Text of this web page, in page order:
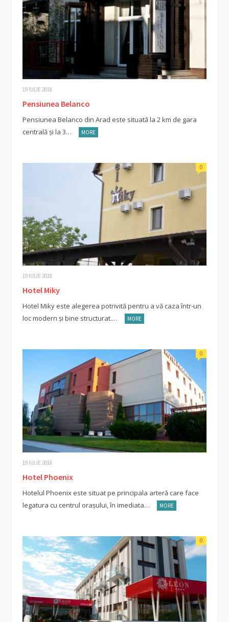
19 IULIE 2018
Pensiunea Belanco
Pensiunea Belanco din Arad este situată la 2 km de gara
centrală şi la 3…
MORE
19 IULIE 2018
0
Hotel Miky
Hotel Miky este alegerea potrivită pentru a vă caza într-un
loc modern și bine structurat.…
MORE
19 IULIE 2018
0
Hotel Phoenix
Hotelul Phoenix este situat pe principala arteră care face
legatura cu centrul orașului, în imediata…
MORE
0